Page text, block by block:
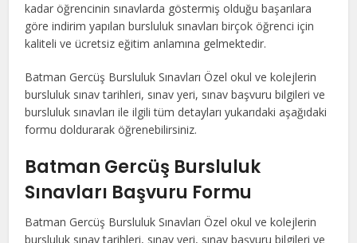
kadar öğrencinin sınavlarda göstermiş olduğu başarılara
göre indirim yapılan bursluluk sınavları birçok öğrenci için
kaliteli ve ücretsiz eğitim anlamına gelmektedir.
Batman Gercüş Bursluluk Sınavları Özel okul ve kolejlerin
bursluluk sınav tarihleri, sınav yeri, sınav başvuru bilgileri ve
bursluluk sınavları ile ilgili tüm detayları yukarıdaki aşağıdaki
formu doldurarak öğrenebilirsiniz.
Batman Gercüş Bursluluk
Sınavları Başvuru Formu
Batman Gercüş Bursluluk Sınavları Özel okul ve kolejlerin
bursluluk sınav tarihleri, sınav yeri, sınav başvuru bilgileri ve